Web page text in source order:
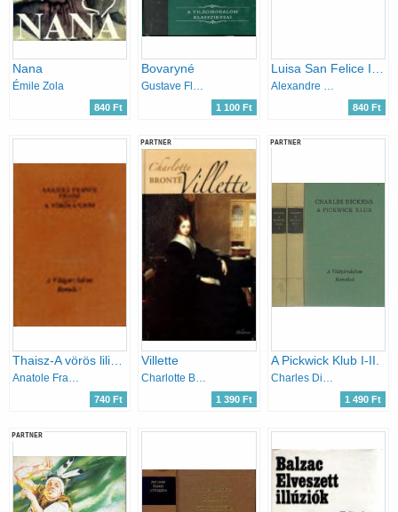
Nana
Émile Zola
840 Ft
Bovaryné
1 100 Ft 840 Ft
Anatole France
740 Ft
PARTNER
Villette
Charlotte Brontë
1 390 Ft
PARTNER
A Pickwick Klub I-II.
Charles Dickens
1 490 Ft
PARTNER